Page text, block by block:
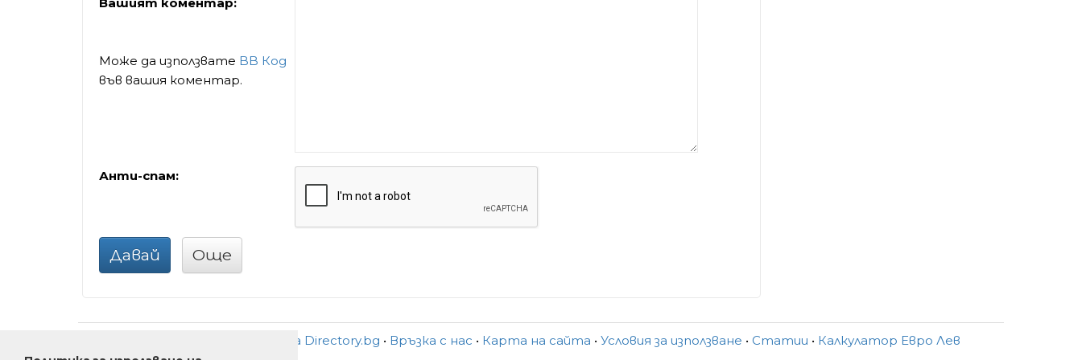
Може да използвате BB Код
във вашия коментар.
Анти-спам:
Давай Още
За Directory.bg • Връзка с нас • Карта на сайта • Условия за използване • Статии • Калкулатор Евро Лев